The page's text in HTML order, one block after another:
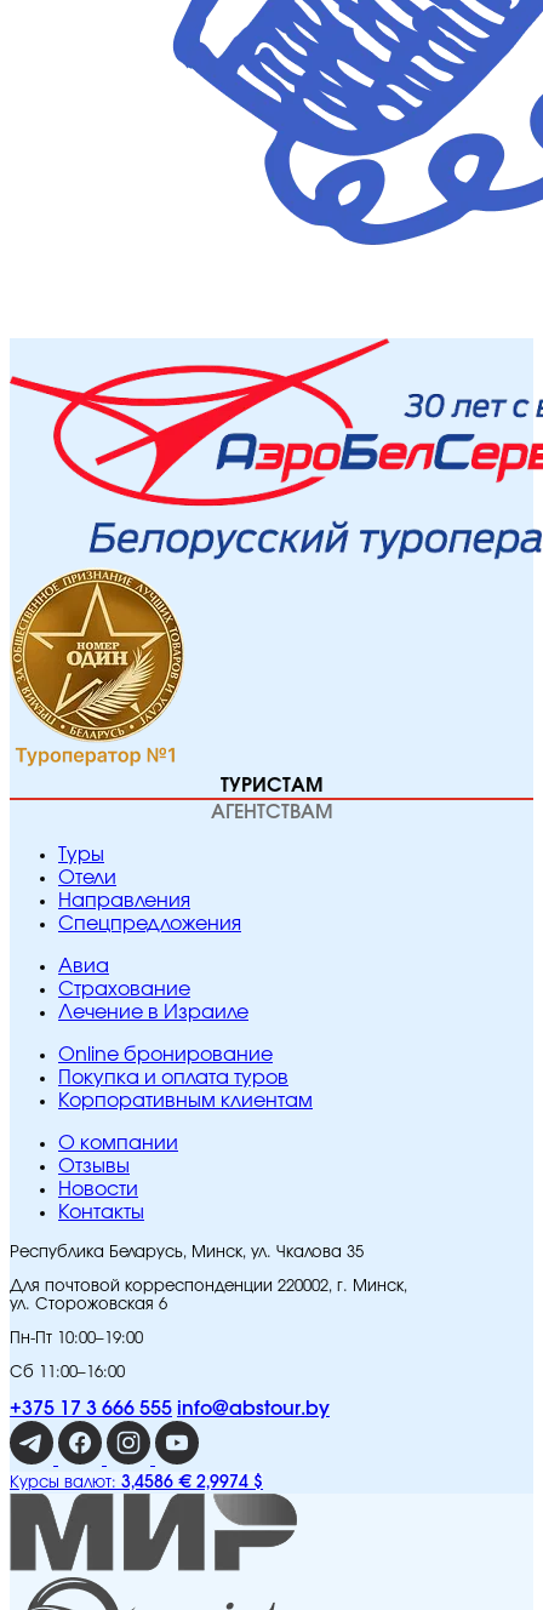
ТУРИСТАМ
АГЕНТСТВАМ
Туры
Отели
Направления
Спецпредложения
Авиа
Страхование
Лечение в Израиле
Online бронирование
Покупка и оплата туров
Корпоративным клиентам
O компании
Отзывы
Новости
Контакты
Республика Беларусь, Минск, ул. Чкалова 35
Для почтовой корреспонденции 220002, г. Минск,
ул. Сторожовская 6
Пн-Пт 10:00–19:00
Сб 11:00–16:00
+375 17 3 666 555 info@abstour.by
Курсы валют: 3,4586 € 2,9974 $